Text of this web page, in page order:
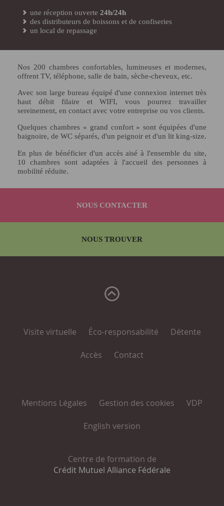
une réception ouverte 24h/24h
des distributeurs de boissons et de confiseries
un local de repassage
Nos 200 chambres confortables, lumineuses et modernes,
offrent TV, téléphone, salle de bain, sèche-cheveux, etc.
Avec son large bureau équipé d'une connexion internet très
haut débit filaire et WIFI, vous pourrez travailler
sereinement, en contact avec votre entreprise ou vos clients.
Quelques chambres « grand confort » sont équipées d'une
baignoire, de WC séparés, d'un peignoir et d'un lit king-size.
En plus de bénéficier d'un accès aisé à l'ensemble du site,
10 chambres sont adaptées à l'accueil des personnes à
mobilité réduite.
NOUS CONTACTER
NOUS TROUVER
Visite virtuelle Éco-responsabilité Détente
Accès Contact
Mentions Légales Gestion des cookies VDP
English version
Centre de formation de
Crédit Mutuel Alliance Fédérale